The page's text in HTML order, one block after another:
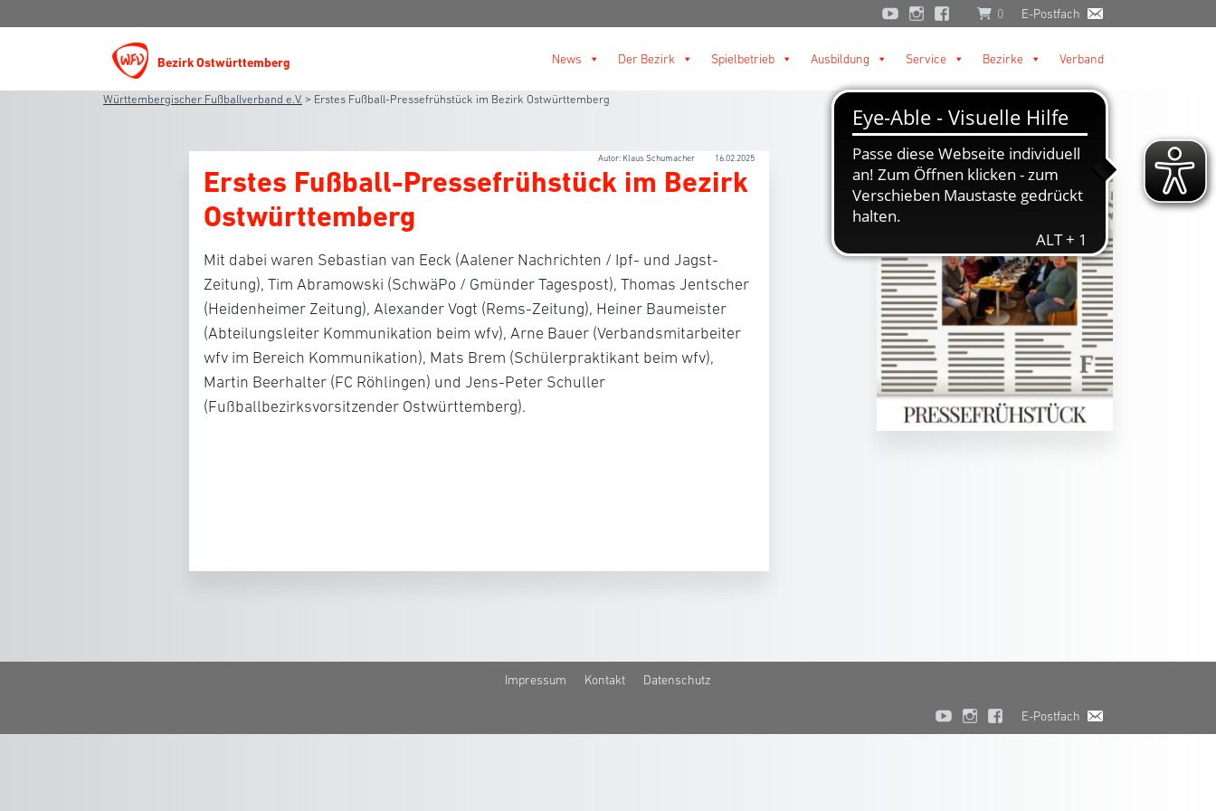
0 E-Postfach
Bezirk Ostwürttemberg News Der Bezirk Spielbetrieb Ausbildung Service Bezirke Verband
Württembergischer Fußballverband e.V. > Erstes Fußball-Pressefrühstück im Bezirk Ostwürttemberg
Autor: Klaus Schumacher 16.02.2025
Erstes Fußball-Pressefrühstück im Bezirk
Ostwürttemberg
Mit dabei waren Sebastian van Eeck (Aalener Nachrichten / Ipf- und Jagst-
Zeitung), Tim Abramowski (SchwäPo / Gmünder Tagespost), Thomas Jentscher
(Heidenheimer Zeitung), Alexander Vogt (Rems-Zeitung), Heiner Baumeister
(Abteilungsleiter Kommunikation beim wfv), Arne Bauer (Verbandsmitarbeiter
wfv im Bereich Kommunikation), Mats Brem (Schülerpraktikant beim wfv),
Martin Beerhalter (FC Röhlingen) und Jens-Peter Schuller
(Fußballbezirksvorsitzender Ostwürttemberg).
Impressum Kontakt Datenschutz
E-Postfach